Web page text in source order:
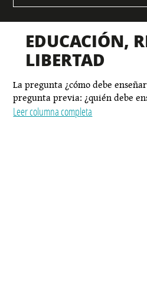
EDUCACIÓN,
LIBERTAD
La pregunta ¿cómo debe
pregunta previa: ¿quién debe
Leer columna completa